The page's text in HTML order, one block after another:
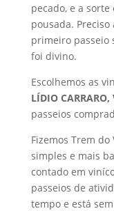
pecado, e a
pousada.
primeiro passeio
foi divino.
Escolhemos as
LÍDIO CARRARO,
passeios
Fizemos Trem
simples e mais
contado em
passeios de
tempo e está